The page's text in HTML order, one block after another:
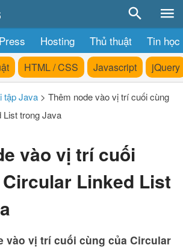
Hosting Thủ thuật Tin học
HTML / CSS Javascript jQuery
tập Java > Thêm node vào vị trí cuối cùng
List trong Java
vào vị trí cuối
Linked List
vào vị trí cuối cùng của Circular